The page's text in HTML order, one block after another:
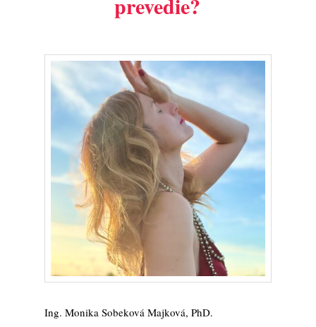
Ing. Monika Sobeková Majková, PhD.